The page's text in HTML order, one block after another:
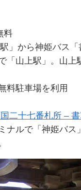
料
」から神姫バス
「山上駅」。山上
料駐車場を利用
二十七番札所 –
ナルで「神姫バス